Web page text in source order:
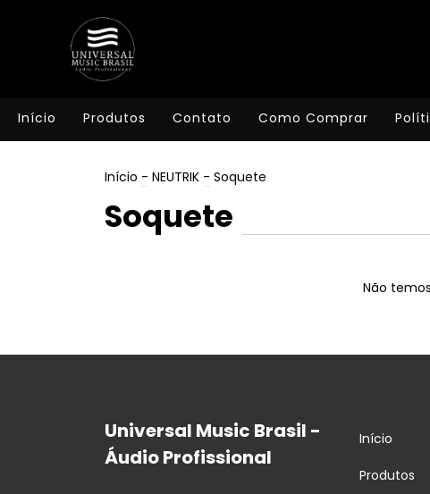
Início Produtos Contato Como Comprar
Início - NEUTRIK - Soquete
Soquete
Não
Universal Music Brasil -
Áudio Profissional
Início
Produtos